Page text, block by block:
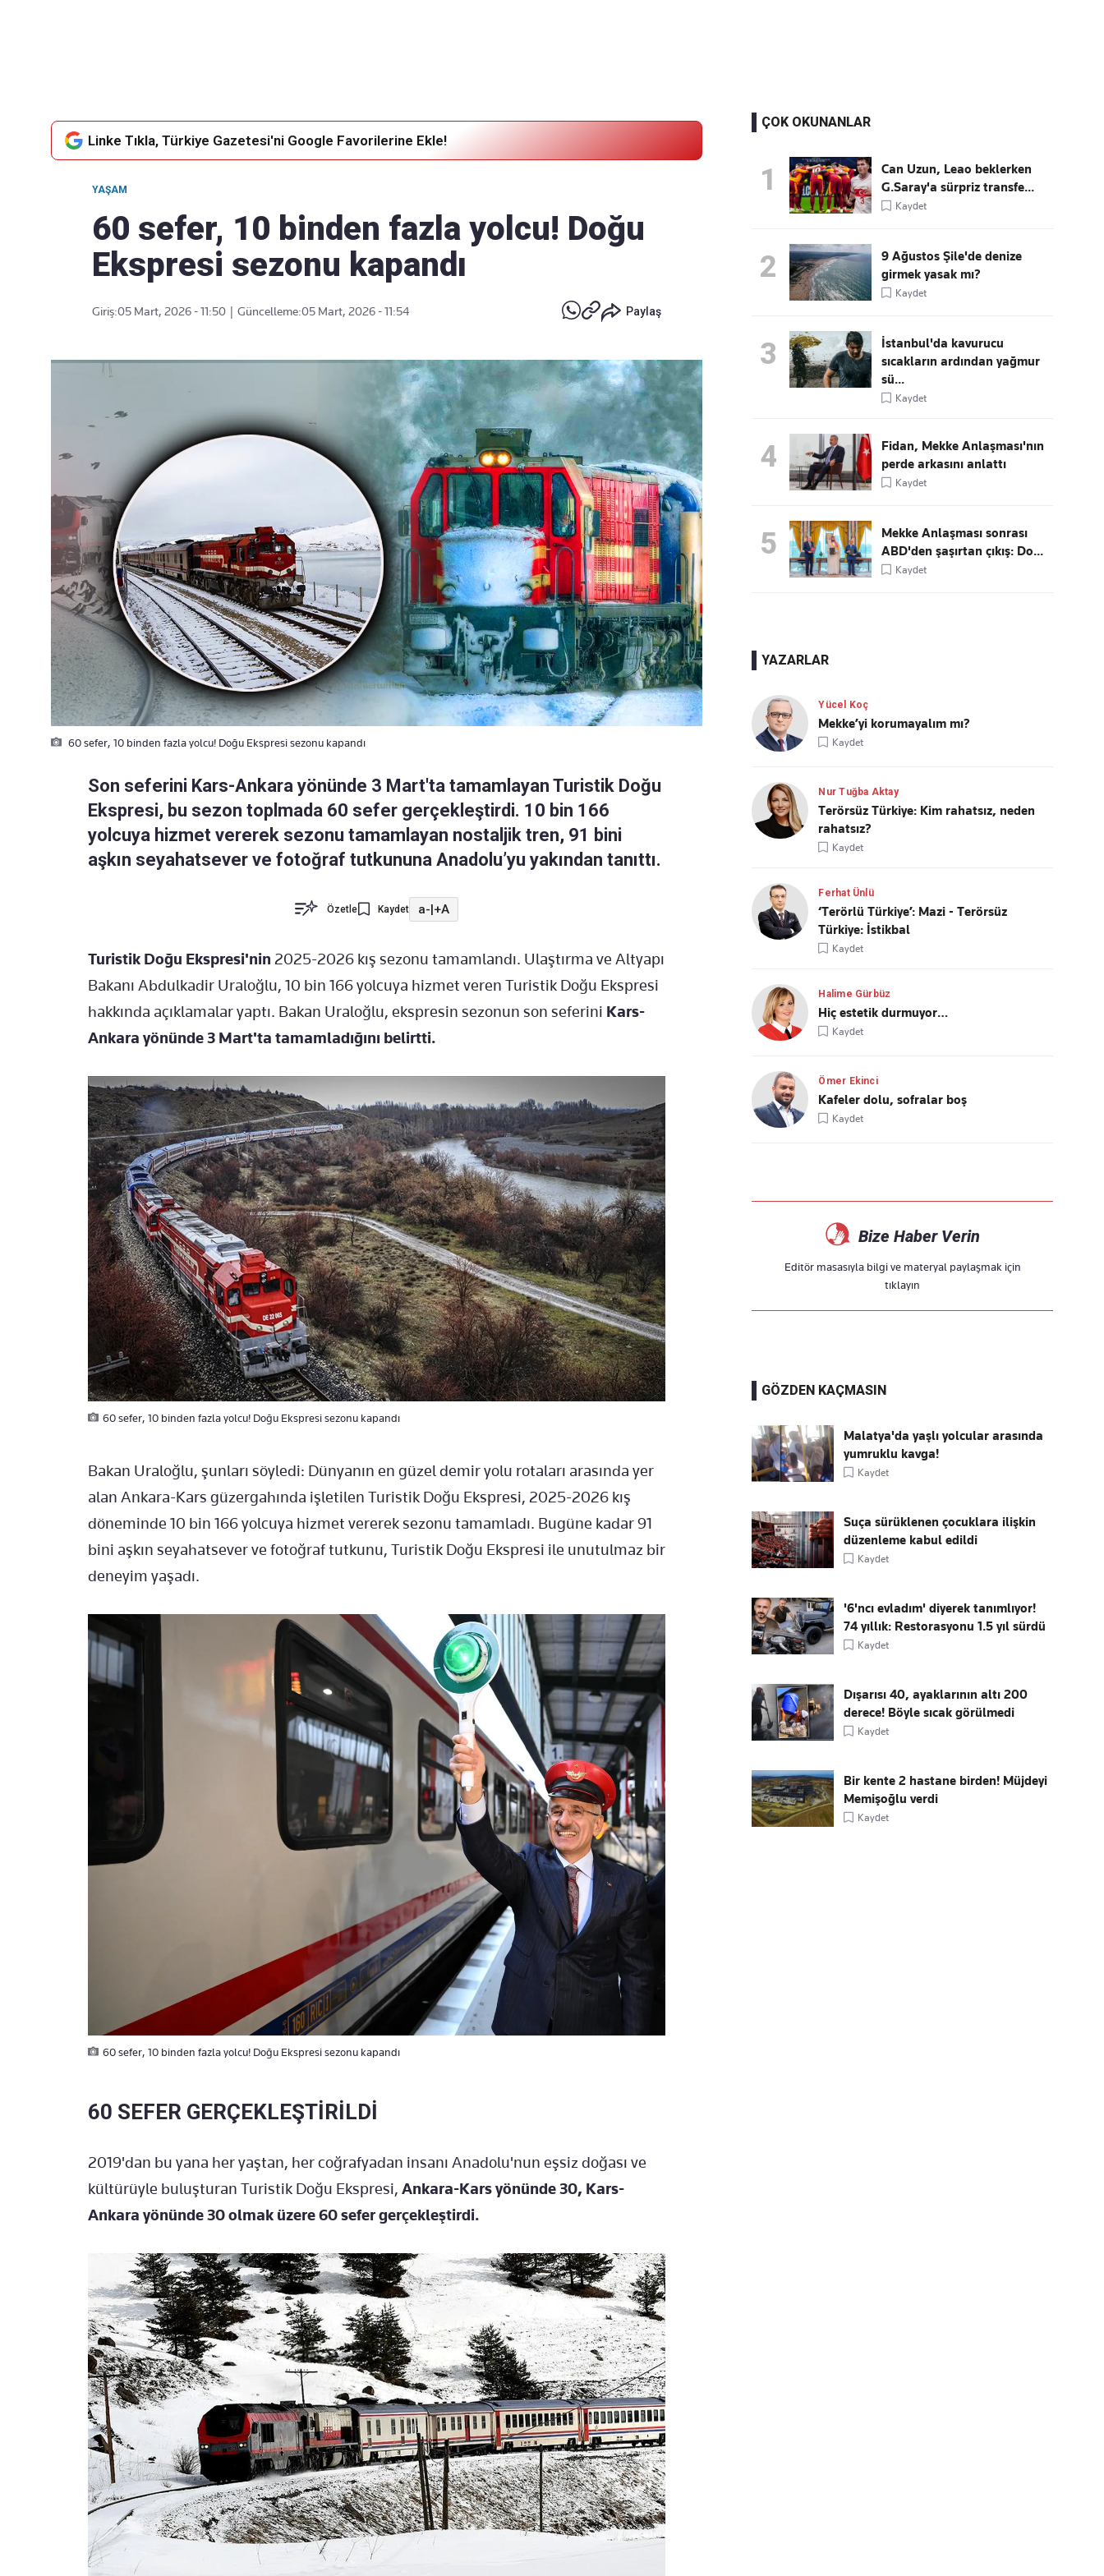
Linke Tıkla, Türkiye Gazetesi'ni Google Favorilerine Ekle!
YAŞAM
60 sefer, 10 binden fazla yolcu! Doğu
Ekspresi sezonu kapandı
Giriş:05 Mart, 2026 - 11:50 Güncelleme:05 Mart, 2026 - 11:54 Paylaş
60 sefer, 10 binden fazla yolcu! Doğu Ekspresi sezonu kapandı
Son seferini Kars-Ankara yönünde 3 Mart'ta tamamlayan Turistik Doğu
Ekspresi, bu sezon toplmada 60 sefer gerçekleştirdi. 10 bin 166
yolcuya hizmet vererek sezonu tamamlayan nostaljik tren, 91 bini
aşkın seyahatsever ve fotoğraf tutkununa Anadolu’yu yakından tanıttı.
Özetle Kaydet a-|+A
Turistik Doğu Ekspresi'nin 2025-2026 kış sezonu tamamlandı. Ulaştırma ve Altyapı
Bakanı Abdulkadir Uraloğlu, 10 bin 166 yolcuya hizmet veren Turistik Doğu Ekspresi
hakkında açıklamalar yaptı. Bakan Uraloğlu, ekspresin sezonun son seferini Kars-
Ankara yönünde 3 Mart'ta tamamladığını belirtti.
60 sefer, 10 binden fazla yolcu! Doğu Ekspresi sezonu kapandı
Bakan Uraloğlu, şunları söyledi: Dünyanın en güzel demir yolu rotaları arasında yer
alan Ankara-Kars güzergahında işletilen Turistik Doğu Ekspresi, 2025-2026 kış
döneminde 10 bin 166 yolcuya hizmet vererek sezonu tamamladı. Bugüne kadar 91
bini aşkın seyahatsever ve fotoğraf tutkunu, Turistik Doğu Ekspresi ile unutulmaz bir
deneyim yaşadı.
60 sefer, 10 binden fazla yolcu! Doğu Ekspresi sezonu kapandı
60 SEFER GERÇEKLEŞTİRİLDİ
2019'dan bu yana her yaştan, her coğrafyadan insanı Anadolu'nun eşsiz doğası ve
kültürüyle buluşturan Turistik Doğu Ekspresi, Ankara-Kars yönünde 30, Kars-
Ankara yönünde 30 olmak üzere 60 sefer gerçekleştirdi.
ÇOK OKUNANLAR
1
Can Uzun, Leao beklerken
G.Saray'a sürpriz transfe...
Kaydet
2
9 Ağustos Şile'de denize
girmek yasak mı?
Kaydet
3
İstanbul'da kavurucu
sıcakların ardından yağmur
sü...
Kaydet
4
Fidan, Mekke Anlaşması'nın
perde arkasını anlattı
Kaydet
5
Mekke Anlaşması sonrası
ABD'den şaşırtan çıkış: Do...
Kaydet
YAZARLAR
Yücel Koç
Mekke’yi korumayalım mı?
Kaydet
Nur Tuğba Aktay
Terörsüz Türkiye: Kim rahatsız, neden
rahatsız?
Kaydet
Ferhat Ünlü
‘Terörlü Türkiye’: Mazi - Terörsüz
Türkiye: İstikbal
Kaydet
Halime Gürbüz
Hiç estetik durmuyor…
Kaydet
Ömer Ekinci
Kafeler dolu, sofralar boş
Kaydet
Bize Haber Verin
Editör masasıyla bilgi ve materyal paylaşmak için
tıklayın
GÖZDEN KAÇMASIN
Malatya'da yaşlı yolcular arasında
yumruklu kavga!
Kaydet
Suça sürüklenen çocuklara ilişkin
düzenleme kabul edildi
Kaydet
'6'ncı evladım' diyerek tanımlıyor!
74 yıllık: Restorasyonu 1.5 yıl sürdü
Kaydet
Dışarısı 40, ayaklarının altı 200
derece! Böyle sıcak görülmedi
Kaydet
Bir kente 2 hastane birden! Müjdeyi
Memişoğlu verdi
Kaydet